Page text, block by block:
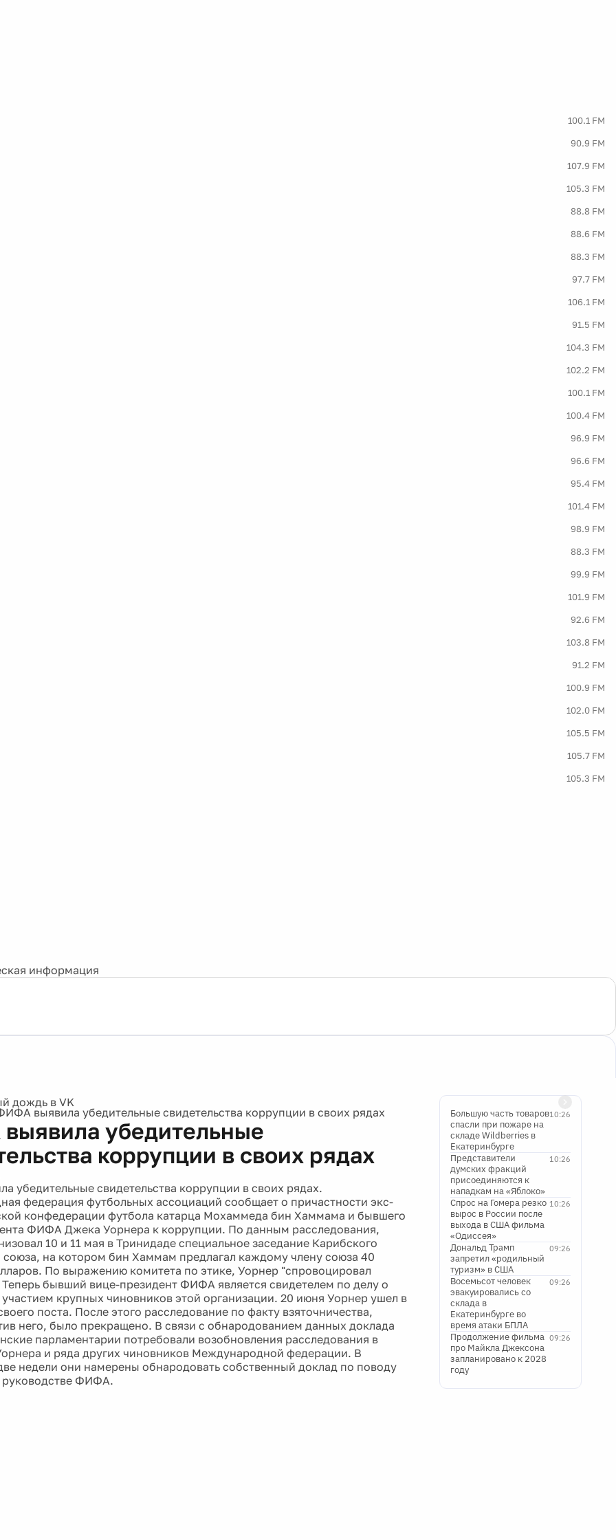
100.1 FM
90.9 FM
107.9 FM
105.3 FM
88.8 FM
88.6 FM
88.3 FM
97.7 FM
106.1 FM
91.5 FM
104.3 FM
102.2 FM
100.1 FM
100.4 FM
96.9 FM
96.6 FM
95.4 FM
101.4 FM
98.9 FM
88.3 FM
99.9 FM
101.9 FM
92.6 FM
103.8 FM
91.2 FM
100.9 FM
102.0 FM
105.5 FM
105.7 FM
105.3 FM
информация
выявила убедительные свидетельства коррупции в своих рядах
убедительные
коррупции в своих рядах
убедительные свидетельства коррупции в своих рядах.
федерация футбольных ассоциаций сообщает о причастности экс-
конфедерации футбола катарца Мохаммеда бин Хаммама и бывшего
ФИФА Джека Уорнера к коррупции. По данным расследования,
10 и 11 мая в Тринидаде специальное заседание Карибского
союза, на котором бин Хаммам предлагал каждому члену союза 40
По выражению комитета по этике, Уорнер "спровоцировал
бывший вице-президент ФИФА является свидетелем по делу о
крупных чиновников этой организации. 20 июня Уорнер ушел в
поста. После этого расследование по факту взяточничества,
него, было прекращено. В связи с обнародованием данных доклада
парламентарии потребовали возобновления расследования в
и ряда других чиновников Международной федерации. В
недели они намерены обнародовать собственный доклад по поводу
руководстве ФИФА.
10:26
Большую часть товаров
спасли при пожаре на
складе Wildberries в
Екатеринбурге
10:26
Представители
думских фракций
присоединяются к
нападкам на «Яблоко»
10:26
Спрос на Гомера резко
вырос в России после
выхода в США фильма
«Одиссея»
09:26
Дональд Трамп
запретил «родильный
туризм» в США
09:26
Восемьсот человек
эвакуировались со
склада в
Екатеринбурге во
время атаки БПЛА
09:26
Продолжение фильма
про Майкла Джексона
запланировано к 2028
году